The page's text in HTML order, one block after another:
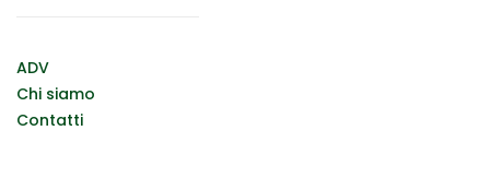
ADV
Chi siamo
Contatti